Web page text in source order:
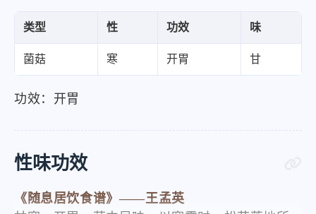
类型 性 功效 味
菌菇 寒 开胃 甘
功效：开胃
性味功效
《随息居饮食谱》——王孟英